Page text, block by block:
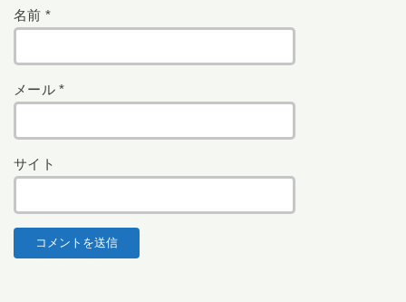
名前 *
メール*
サイト